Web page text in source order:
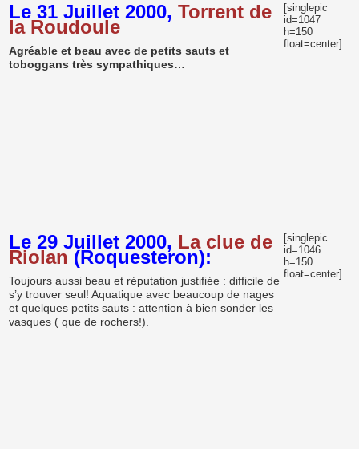
Le 31 Juillet 2000, Torrent de
la Roudoule
Agréable et beau avec de petits sauts et
toboggans très sympathiques…
[singlepic
id=1047
h=150
float=center]
Le 29 Juillet 2000, La clue de
Riolan (Roquesteron):
Toujours aussi beau et réputation justifiée : difficile de
s’y trouver seul! Aquatique avec beaucoup de nages
et quelques petits sauts : attention à bien sonder les
vasques ( que de rochers!).
[singlepic
id=1046
h=150
float=center]